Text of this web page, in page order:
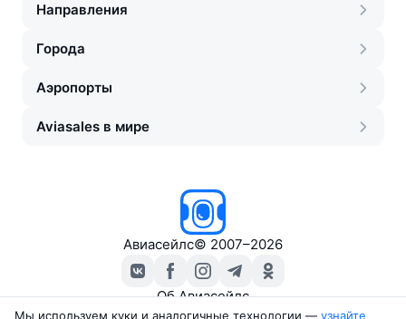
Направления
Города
Аэропорты
Aviasales в мире
Авиасейлс© 2007–2026
Об Авиасейлс
Пресс‑центр
Мы используем куки и аналогичные технологии — узнайте